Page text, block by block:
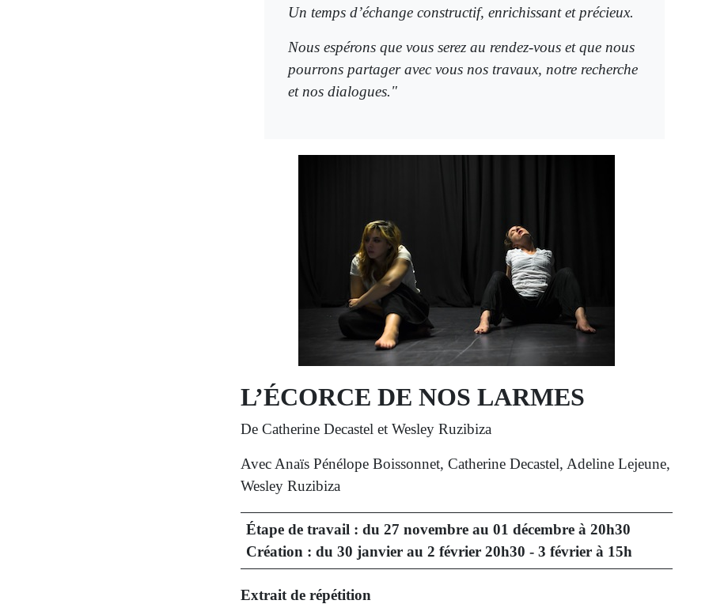
Un temps d’échange constructif, enrichissant et précieux.
Nous espérons que vous serez au rendez-vous et que nous
pourrons partager avec vous nos travaux, notre recherche
et nos dialogues."
L’ÉCORCE DE NOS LARMES
De Catherine Decastel et Wesley Ruzibiza
Avec Anaïs Pénélope Boissonnet, Catherine Decastel, Adeline Lejeune,
Wesley Ruzibiza
Étape de travail : du 27 novembre au 01 décembre à 20h30
Création : du 30 janvier au 2 février 20h30 - 3 février à 15h
Extrait de répétition